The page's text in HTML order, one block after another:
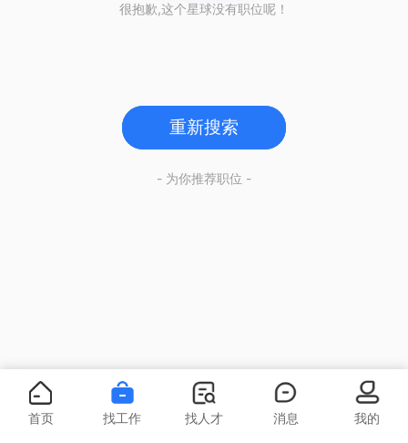
很抱歉,这个星球没有职位呢！
重新搜索
- 为你推荐职位 -
首页 找工作 找人才 消息 我的